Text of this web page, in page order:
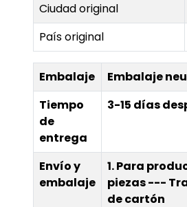
Ciudad original
País original
Embalaje
Embalaje
Tiempo
de
entrega
3-15 días
Envío y
embalaje
1. Para
piezas ---
de cartón